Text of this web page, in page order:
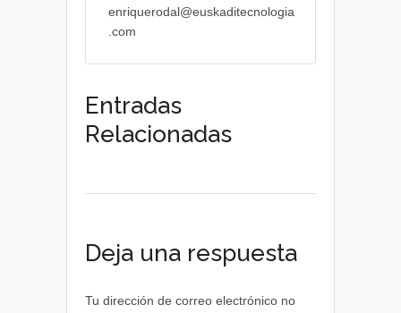
enriquerodal@euskaditecnologia
.com
Entradas
Relacionadas
Deja una respuesta
Tu dirección de correo electrónico no